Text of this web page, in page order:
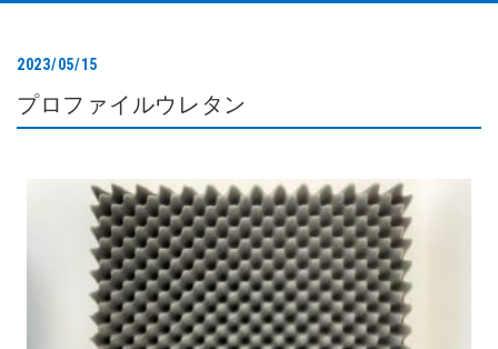
2023/05/15
プロファイルウレタン